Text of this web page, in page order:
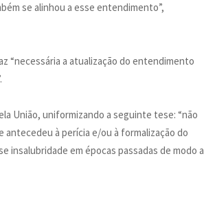
se alinhou a esse entendimento”,
“necessária a atualização do entendimento
União, uniformizando a seguinte tese: “não
à perícia e/ou à formalização do
insalubridade em épocas passadas de modo a